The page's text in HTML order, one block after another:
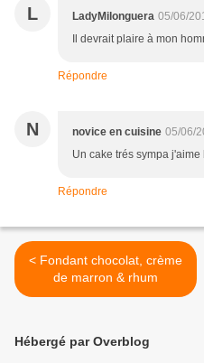
L LadyMilonguera 05/06/
Il devrait plaire à mon
Répondre
N novice en cuisine 05/06/
Un cake trés sympa
Répondre
< Fondant chocolat, crème
de marron & rhum
Hébergé par Overblog